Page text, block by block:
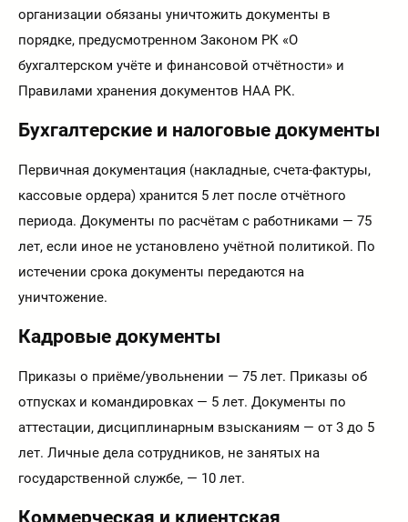
организации обязаны уничтожить документы в
порядке, предусмотренном Законом РК «О
бухгалтерском учёте и финансовой отчётности» и
Правилами хранения документов НАА РК.
Бухгалтерские и налоговые документы
Первичная документация (накладные, счета-фактуры,
кассовые ордера) хранится 5 лет после отчётного
периода. Документы по расчётам с работниками — 75
лет, если иное не установлено учётной политикой. По
истечении срока документы передаются на
уничтожение.
Кадровые документы
Приказы о приёме/увольнении — 75 лет. Приказы об
отпусках и командировках — 5 лет. Документы по
аттестации, дисциплинарным взысканиям — от 3 до 5
лет. Личные дела сотрудников, не занятых на
государственной службе, — 10 лет.
Коммерческая и клиентская